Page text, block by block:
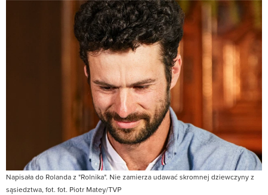
Napisała do Rolanda z "Rolnika". Nie zamierza udawać skromnej dziewczyny z
sąsiedztwa, fot. fot. Piotr Matey/TVP